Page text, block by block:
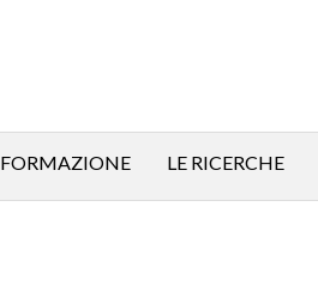
FORMAZIONE LE RICERCHE